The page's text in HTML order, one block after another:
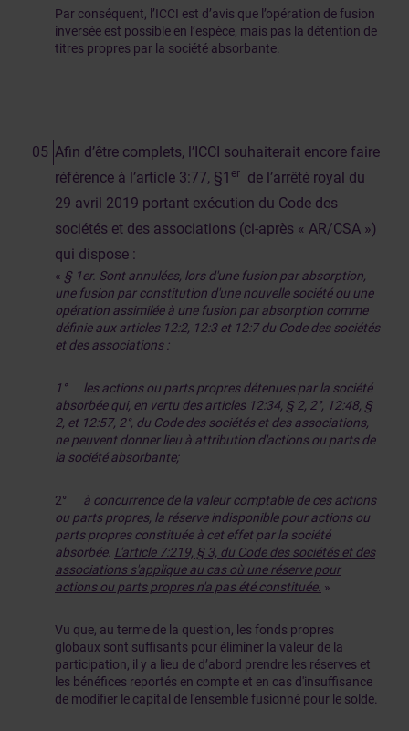
Par conséquent, l’ICCI est d’avis que l’opération de fusion
inversée est possible en l’espèce, mais pas la détention de
titres propres par la société absorbante.
Afin d’être complets, l’ICCI souhaiterait encore faire
référence à l’article 3:77, §1 er
de l’arrêté royal du
29 avril 2019 portant exécution du Code des
sociétés et des associations (ci-après « AR/CSA »)
qui dispose :
« § 1er. Sont annulées, lors d'une fusion par absorption,
une fusion par constitution d'une nouvelle société ou une
opération assimilée à une fusion par absorption comme
définie aux articles 12:2, 12:3 et 12:7 du Code des sociétés
et des associations :
1° les actions ou parts propres détenues par la société
absorbée qui, en vertu des articles 12:34, § 2, 2°, 12:48, §
2, et 12:57, 2°, du Code des sociétés et des associations,
ne peuvent donner lieu à attribution d'actions ou parts de
la société absorbante;
2° à concurrence de la valeur comptable de ces actions
ou parts propres, la réserve indisponible pour actions ou
parts propres constituée à cet effet par la société
absorbée. L'article 7:219, § 3, du Code des sociétés et des
associations s'applique au cas où une réserve pour
actions ou parts propres n'a pas été constituée. »
Vu que, au terme de la question, les fonds propres
globaux sont suffisants pour éliminer la valeur de la
participation, il y a lieu de d’abord prendre les réserves et
les bénéfices reportés en compte et en cas d'insuffisance
de modifier le capital de l'ensemble fusionné pour le solde.